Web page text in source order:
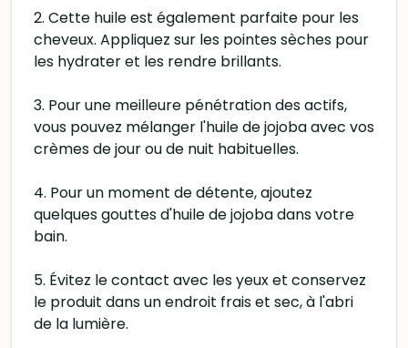
2. Cette huile est également parfaite pour les
cheveux. Appliquez sur les pointes sèches pour
les hydrater et les rendre brillants.
3. Pour une meilleure pénétration des actifs,
vous pouvez mélanger l'huile de jojoba avec vos
crèmes de jour ou de nuit habituelles.
4. Pour un moment de détente, ajoutez
quelques gouttes d'huile de jojoba dans votre
bain.
5. Évitez le contact avec les yeux et conservez
le produit dans un endroit frais et sec, à l'abri
de la lumière.